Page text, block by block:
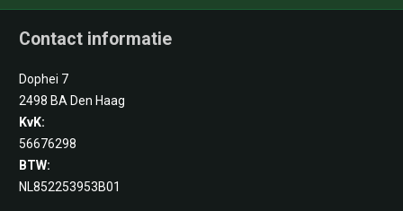
Contact informatie
Dophei 7
2498 BA Den Haag
KvK:
56676298
BTW:
NL852253953B01